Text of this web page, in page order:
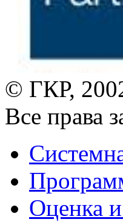
© ГКР,
Все права
Оценка